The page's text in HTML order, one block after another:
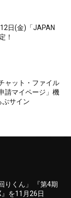
日(金)「JAPAN
！
ャット・ファイル
請マイページ」機
ぶサイン
りくん」 『第4期
』を11月26日